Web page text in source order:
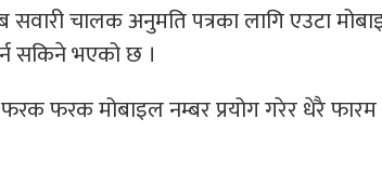
चालक अनुमति पत्रका लागि एउटा
सकिने भएको छ ।
फरक मोबाइल नम्बर प्रयोग गरेर धेरै